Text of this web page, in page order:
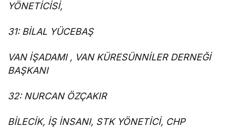
YÖNETİCİSİ,
31: BİLAL YÜCEBAŞ
VAN İŞADAMI , VAN KÜRESÜNNİLER DERNEĞİ
BAŞKANI
32: NURCAN ÖZÇAKIR
BİLECİK, İŞ İNSANI, STK YÖNETİCİ, CHP